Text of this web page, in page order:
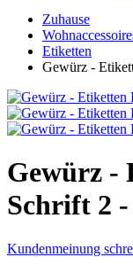
Zuhause
Etiketten
Gewürz -
Gewürz -
Schrift 2
Kundenmeinung